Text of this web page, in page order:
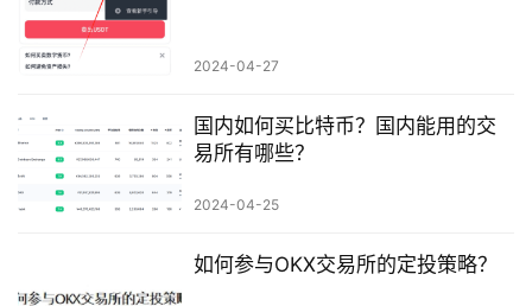
2024-04-27
国内如何买比特币？国内能用的交
易所有哪些？
2024-04-25
如何参与OKX交易所的定投策略？